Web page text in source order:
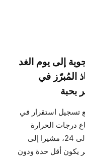
إلى يوم الغد
المُبرّز في
تسجيل استقرار في
درجات الحرارة
الأسبوع القادم حيث تصل درجات الحرارة إلى 24، مشيرا إلى
يكون أقل حدة ودون